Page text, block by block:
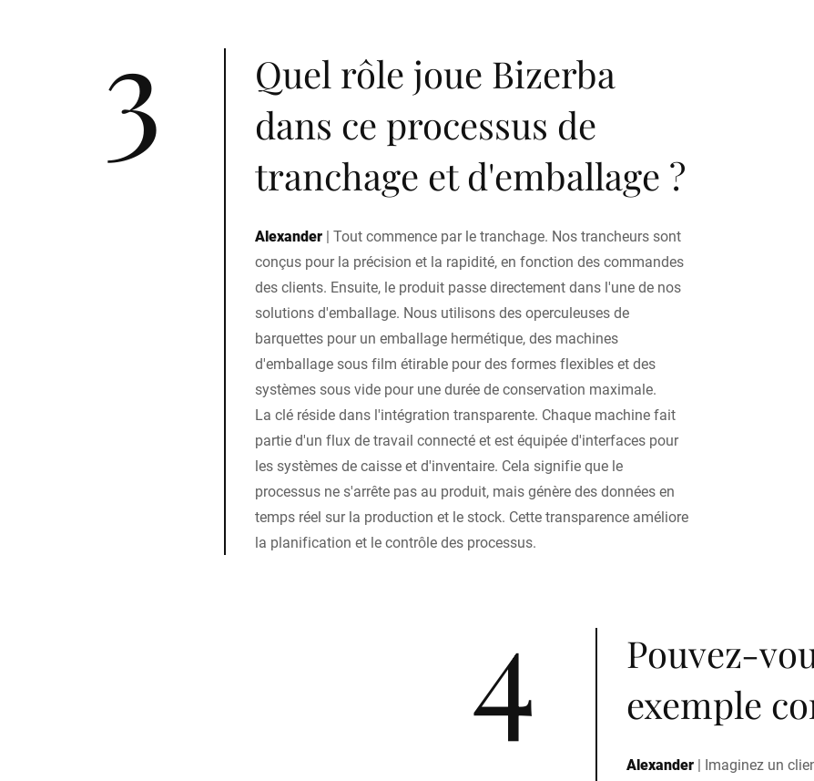
3
Quel rôle joue Bizerba
dans ce processus de
tranchage et d'emballage ?
Alexander | Tout commence par le tranchage. Nos trancheurs sont
conçus pour la précision et la rapidité, en fonction des commandes
des clients. Ensuite, le produit passe directement dans l'une de nos
solutions d'emballage. Nous utilisons des operculeuses de
barquettes pour un emballage hermétique, des machines
d'emballage sous film étirable pour des formes flexibles et des
systèmes sous vide pour une durée de conservation maximale.
La clé réside dans l'intégration transparente. Chaque machine fait
partie d'un flux de travail connecté et est équipée d'interfaces pour
les systèmes de caisse et d'inventaire. Cela signifie que le
processus ne s'arrête pas au produit, mais génère des données en
temps réel sur la production et le stock. Cette transparence améliore
la planification et le contrôle des processus.
4
Pouvez-
exemple
Alexander | Imaginez un